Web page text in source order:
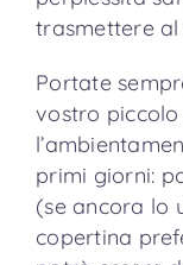
trasmettere al
Portate
vostro
primi giorni:
(se ancora lo
copertina